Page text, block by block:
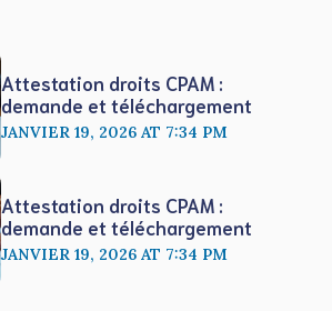
Attestation droits CPAM :
demande et téléchargement
JANVIER 19, 2026 AT 7:34 PM
Attestation droits CPAM :
demande et téléchargement
JANVIER 19, 2026 AT 7:34 PM